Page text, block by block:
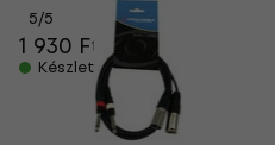
5/5
1 930 Ft
Készleten